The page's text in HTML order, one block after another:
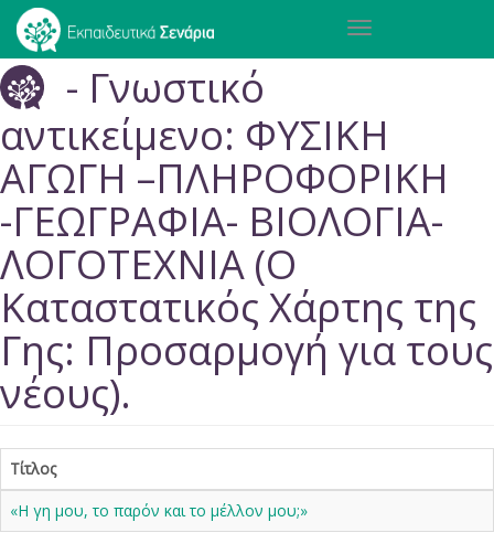
Παράκαμψη
προς
το
κυρίως
περιεχόμενο
Toggle
- Γνωστικό
αντικείμενο: ΦΥΣΙΚΗ
ΑΓΩΓΗ –ΠΛΗΡΟΦΟΡΙΚΗ
-ΓΕΩΓΡΑΦΙΑ- ΒΙΟΛΟΓΙΑ-
ΛΟΓΟΤΕΧΝΙΑ (Ο
Καταστατικός Χάρτης της
Γης: Προσαρμογή για τους
νέους).
Τίτλος
«Η γη μου, το παρόν και το μέλλον μου;»